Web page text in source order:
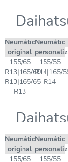
Neumático
original
Neumático
155/65
R13|165/60
R13|165/65
R13
155/55
R14|165/
R14
Neumático
original
Neumático
155/65
155/55